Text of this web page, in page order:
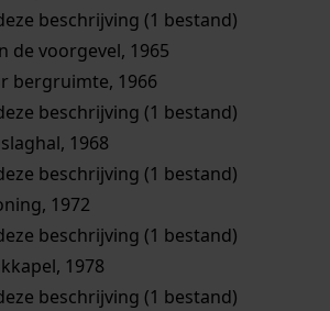
beschrijving (1 bestand)
de voorgevel, 1965
bergruimte, 1966
beschrijving (1 bestand)
1968
beschrijving (1 bestand)
1972
beschrijving (1 bestand)
1978
beschrijving (1 bestand)